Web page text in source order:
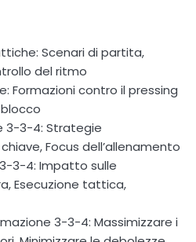
Scenari di partita,
del ritmo
Formazioni contro il pressing
3-3-4: Strategie
Focus dell’allenamento
3-4: Impatto sulle
Esecuzione tattica,
3-3-4: Massimizzare i